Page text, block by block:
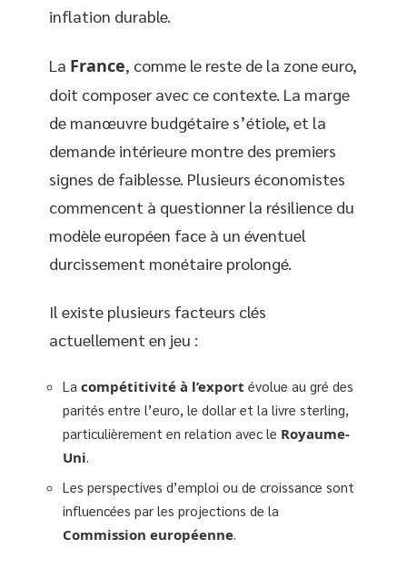
inflation durable.
La France, comme le reste de la zone euro,
doit composer avec ce contexte. La marge
de manœuvre budgétaire s’étiole, et la
demande intérieure montre des premiers
signes de faiblesse. Plusieurs économistes
commencent à questionner la résilience du
modèle européen face à un éventuel
durcissement monétaire prolongé.
Il existe plusieurs facteurs clés
actuellement en jeu :
La compétitivité à l’export évolue au gré des
parités entre l’euro, le dollar et la livre sterling,
particulièrement en relation avec le Royaume-
Uni
Les perspectives d’emploi ou de croissance sont
influencées par les projections de la
Commission européenne.